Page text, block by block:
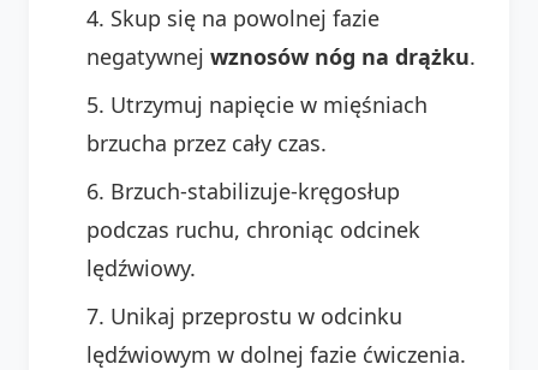
Skup się na powolnej fazie
negatywnej wznosów nóg na drążku.
Utrzymuj napięcie w mięśniach
brzucha przez cały czas.
Brzuch-stabilizuje-kręgosłup
podczas ruchu, chroniąc odcinek
lędźwiowy.
Unikaj przeprostu w odcinku
lędźwiowym w dolnej fazie ćwiczenia.